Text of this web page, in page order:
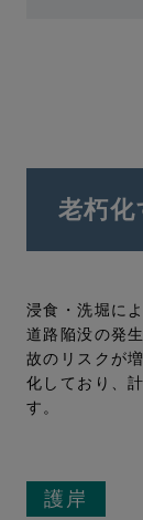
老朽
浸食・洗堀に
道路陥没の発
故のリスクが
化しており、
す。
護岸